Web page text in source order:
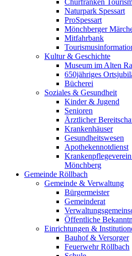
Churfranken
Naturpark Spessart
ProSpessart
Mönchberger
Mitfahrbank
Kultur & Geschichte
Museum im Alten
650jähriges
Bücherei
Soziales & Gesundheit
Kinder & Jugend
Senioren
Ärztlicher
Krankenhäuser
Gesundheitswesen
Apothekennotdienst
Mönchberg
Gemeinde Röllbach
Gemeinde & Verwaltung
Bürgermeister
Gemeinderat
Öffentliche
Einrichtungen &
Bauhof & Versorger
Feuerwehr Röllbach